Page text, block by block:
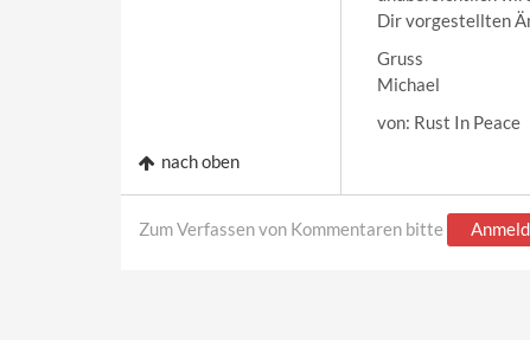
Dir vorgestellten
Gruss
Michael
von: Rust In Peace
nach oben
Zum Verfassen von Kommentaren bitte